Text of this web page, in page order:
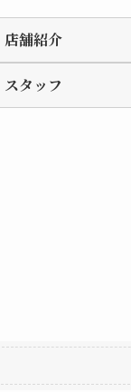
0.0
out
of
5
店舗紹介
スタッフ